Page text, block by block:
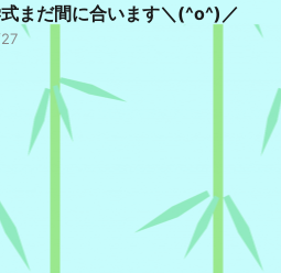
まだ間に合います＼(^o^)／